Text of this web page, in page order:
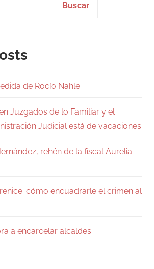
Buscar
de Rocío Nahle
Juzgados de lo Familiar y el
Judicial está de vacaciones
rehén de la fiscal Aurelia
cómo encuadrarle el crimen al
a encarcelar alcaldes